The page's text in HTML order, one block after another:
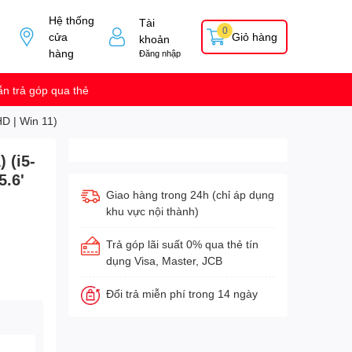
Hệ thống
cửa
hàng
Tài
khoản
Đăng nhập
Giỏ hàng
0
trả góp qua thẻ
| Win 11)
(i5-
Giao hàng trong 24h (chỉ áp dụng
khu vực nội thành)
Trả góp lãi suất 0% qua thẻ tín
dụng Visa, Master, JCB
Đổi trả miễn phí trong 14 ngày